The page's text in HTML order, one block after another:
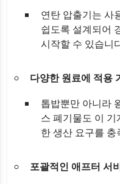
연탄 압출기는 사
쉽도록 설계되어
시작할 수 있습니
다양한 원료에 적용
톱밥뿐만 아니라
스 폐기물도 이
한 생산 요구를
포괄적인 애프터 서